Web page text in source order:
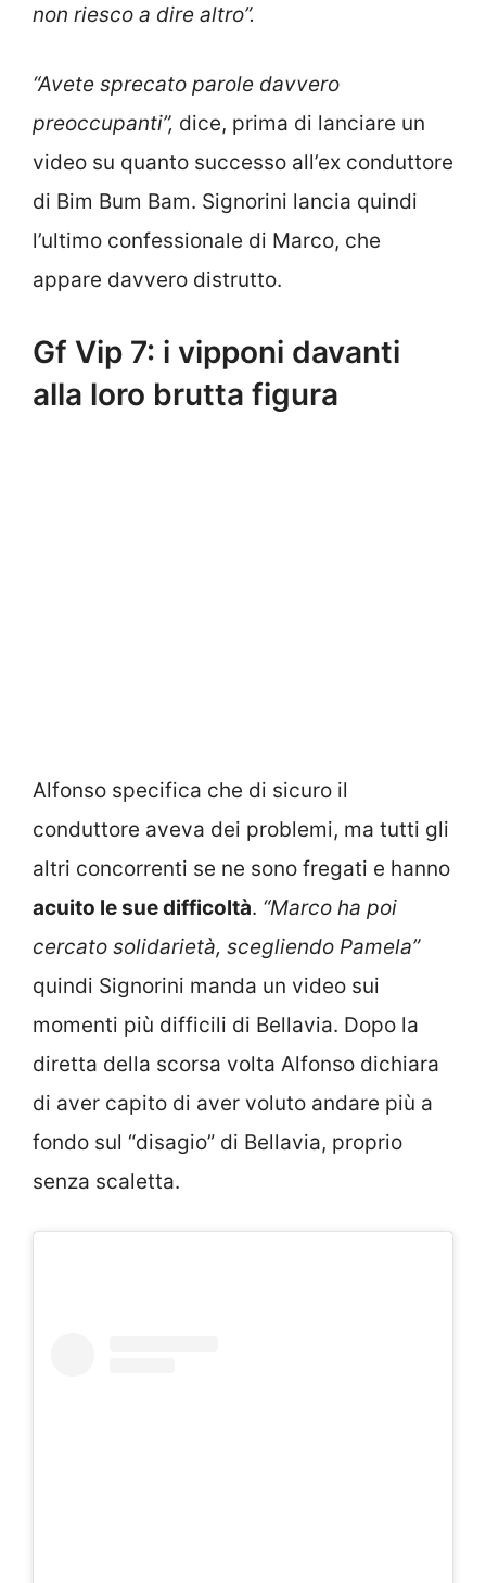
non riesco a dire altro”.
“Avete sprecato parole davvero
preoccupanti”, dice, prima di lanciare un
video su quanto successo all’ex conduttore
di Bim Bum Bam. Signorini lancia quindi
l’ultimo confessionale di Marco, che
appare davvero distrutto.
Gf Vip 7: i vipponi davanti
alla loro brutta figura
Alfonso specifica che di sicuro il
conduttore aveva dei problemi, ma tutti gli
altri concorrenti se ne sono fregati e hanno
acuito le sue difficoltà. “Marco ha poi
cercato solidarietà, scegliendo Pamela”
quindi Signorini manda un video sui
momenti più difficili di Bellavia. Dopo la
diretta della scorsa volta Alfonso dichiara
di aver capito di aver voluto andare più a
fondo sul “disagio” di Bellavia, proprio
senza scaletta.